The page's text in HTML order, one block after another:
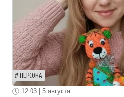
ПЕРСОНА
12:03 | 5 августа